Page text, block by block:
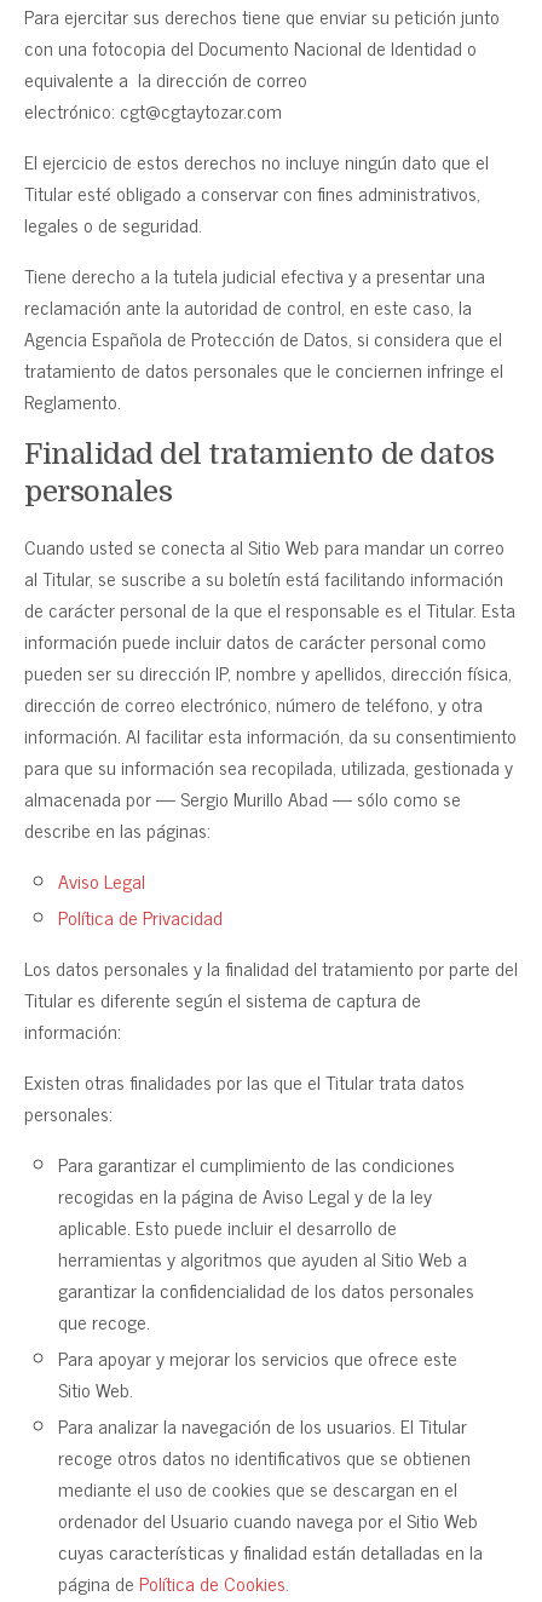
Para ejercitar sus derechos tiene que enviar su petición junto
con una fotocopia del Documento Nacional de Identidad o
equivalente a la dirección de correo
electrónico: cgt@cgtaytozar.com
El ejercicio de estos derechos no incluye ningún dato que el
Titular esté obligado a conservar con fines administrativos,
legales o de seguridad.
Tiene derecho a la tutela judicial efectiva y a presentar una
reclamación ante la autoridad de control, en este caso, la
Agencia Española de Protección de Datos, si considera que el
tratamiento de datos personales que le conciernen infringe el
Reglamento.
Finalidad del tratamiento de datos
personales
Cuando usted se conecta al Sitio Web para mandar un correo
al Titular, se suscribe a su boletín está facilitando información
de carácter personal de la que el responsable es el Titular. Esta
información puede incluir datos de carácter personal como
pueden ser su dirección IP, nombre y apellidos, dirección física,
dirección de correo electrónico, número de teléfono, y otra
información. Al facilitar esta información, da su consentimiento
para que su información sea recopilada, utilizada, gestionada y
almacenada por — Sergio Murillo Abad — sólo como se
describe en las páginas:
Aviso Legal
Política de Privacidad
Los datos personales y la finalidad del tratamiento por parte del
Titular es diferente según el sistema de captura de
información:
Existen otras finalidades por las que el Titular trata datos
personales:
Para garantizar el cumplimiento de las condiciones
recogidas en la página de Aviso Legal y de la ley
aplicable. Esto puede incluir el desarrollo de
herramientas y algoritmos que ayuden al Sitio Web a
garantizar la confidencialidad de los datos personales
que recoge.
Para apoyar y mejorar los servicios que ofrece este
Sitio Web.
Para analizar la navegación de los usuarios. El Titular
recoge otros datos no identificativos que se obtienen
mediante el uso de cookies que se descargan en el
ordenador del Usuario cuando navega por el Sitio Web
cuyas características y finalidad están detalladas en la
página de Política de Cookies.